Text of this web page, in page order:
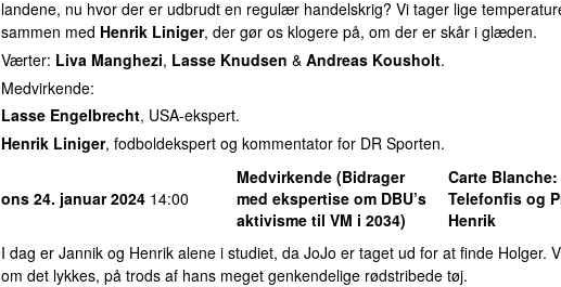
landene, nu hvor der er udbrudt en regulær handelskrig? Vi tager lige
sammen med Henrik Liniger, der gør os klogere på, om der er skår i glæden.
Værter: Liva Manghezi, Lasse Knudsen & Andreas Kousholt.
Medvirkende:
Lasse Engelbrecht, USA-ekspert.
Henrik Liniger, fodboldekspert og kommentator for DR Sporten.
ons 24. januar 2024 14:00
Medvirkende (Bidrager
med ekspertise om DBU’s
aktivisme til VM i 2034)
Carte Blanche:
Telefonfis og
Henrik
I dag er Jannik og Henrik alene i studiet, da JoJo er taget ud for at finde Holger.
om det lykkes, på trods af hans meget genkendelige rødstribede tøj.